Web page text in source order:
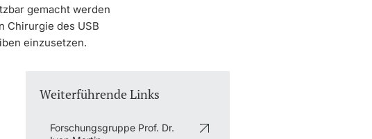
gemacht werden
Chirurgie des USB
einzusetzen.
Weiterführende Links
Forschungsgruppe Prof. Dr.